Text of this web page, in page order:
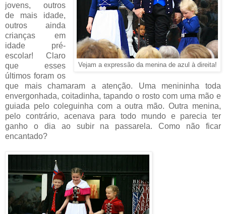
Vejam a expressão da menina de azul à direita!
jovens, outros
de mais idade,
outros ainda
crianças em
idade pré-
escolar! Claro
que esses
últimos foram os
que mais chamaram a atenção. Uma menininha toda
envergonhada, coitadinha, tapando o rosto com uma mão e
guiada pelo coleguinha com a outra mão. Outra menina,
pelo contrário, acenava para todo mundo e parecia ter
ganho o dia ao subir na passarela. Como não ficar
encantado?